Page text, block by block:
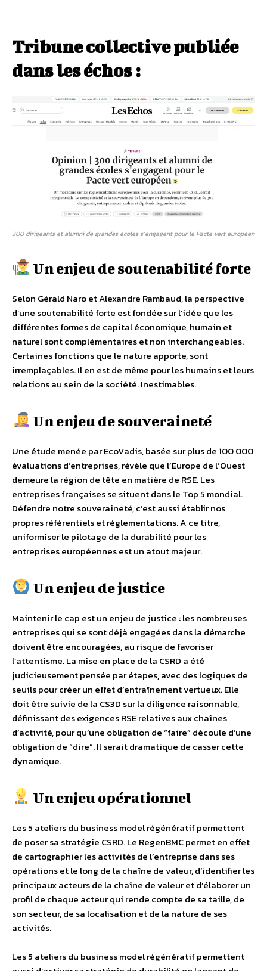
Tribune collective publiée
dans les échos :
300 dirigeants et alumni de grandes écoles s’engagent pour le Pacte vert européen
Un enjeu de soutenabilité forte
Selon Gérald Naro et Alexandre Rambaud, la perspective
d’une soutenabilité forte est fondée sur l’idée que les
différentes formes de capital économique, humain et
naturel sont complémentaires et non interchangeables.
Certaines fonctions que le nature apporte, sont
irremplaçables. Il en est de même pour les humains et leurs
relations au sein de la société. Inestimables.
Un enjeu de souveraineté
Une étude menée par EcoVadis, basée sur plus de 100 000
évaluations d’entreprises, révèle que l’Europe de l’Ouest
demeure la région de tête en matière de RSE. Les
entreprises françaises se situent dans le Top 5 mondial.
Défendre notre souveraineté, c’est aussi établir nos
propres référentiels et réglementations. A ce titre,
uniformiser le pilotage de la durabilité pour les
entreprises européennes est un atout majeur.
Un enjeu de justice
Maintenir le cap est un enjeu de justice : les nombreuses
entreprises qui se sont déjà engagées dans la démarche
doivent être encouragées, au risque de favoriser
l’attentisme. La mise en place de la CSRD a été
judicieusement pensée par étapes, avec des logiques de
seuils pour créer un effet d’entraînement vertueux. Elle
doit être suivie de la CS3D sur la diligence raisonnable,
définissant des exigences RSE relatives aux chaînes
d’activité, pour qu’une obligation de “faire” découle d’une
obligation de “dire”. Il serait dramatique de casser cette
dynamique.
Un enjeu opérationnel
Les 5 ateliers du business model régénératif permettent
de poser sa stratégie CSRD. Le RegenBMC permet en effet
de cartographier les activités de l’entreprise dans ses
opérations et le long de la chaîne de valeur, d’identifier les
principaux acteurs de la chaîne de valeur et d’élaborer un
profil de chaque acteur qui rende compte de sa taille, de
son secteur, de sa localisation et de la nature de ses
activités.
Les 5 ateliers du business model régénératif permettent